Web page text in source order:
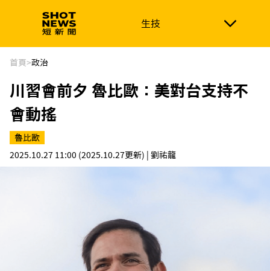
生技
生技 政治
新南向 體育
首頁>政治
川習會前夕 魯比歐：美對台支持不
會動搖
魯比歐
2025.10.27 11:00 (2025.10.27更新) | 劉祐龍